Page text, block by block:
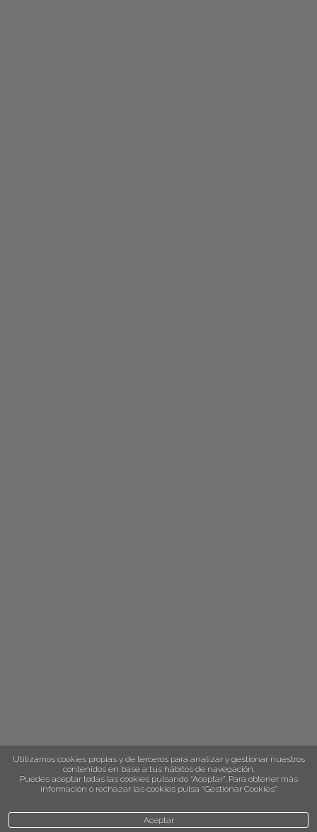
Utilizamos cookies propias y de terceros para analizar y gestionar nuestros
contenidos en base a tus hábitos de navegación.
Puedes aceptar todas las cookies pulsando “Aceptar”. Para obtener más
información o rechazar las cookies pulsa “Gestionar Cookies“
Aceptar